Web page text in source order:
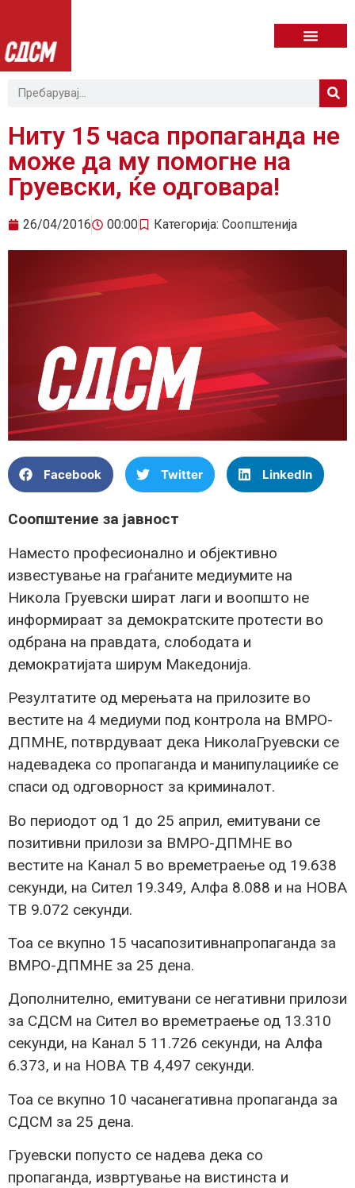
Ниту 15 часа пропаганда не
може да му помогне на
Груевски, ќе одговара!
26/04/2016 00:00 Категорија: Соопштенија
Facebook Twitter LinkedIn
Соопштение за јавност
Наместо професионално и објективно
известување на граѓаните медиумите на
Никола Груевски шират лаги и воопшто не
информираат за демократските протести во
одбрана на правдата, слободата и
демократијата ширум Македонија.
Резултатите од мерењата на прилозите во
вестите на 4 медиуми под контрола на ВМРО-
ДПМНЕ, потврдуваат дека НиколаГруевски се
надевадека со пропаганда и манипулацииќе се
спаси од одговорност за криминалот.
Во периодот од 1 до 25 април, емитувани се
позитивни прилози за ВМРО-ДПМНЕ во
вестите на Канал 5 во времетраење од 19.638
секунди, на Сител 19.349, Алфа 8.088 и на НОВА
ТВ 9.072 секунди.
Тоа се вкупно 15 часапозитивнапропаганда за
ВМРО-ДПМНЕ за 25 дена.
Дополнително, емитувани се негативни прилози
за СДСМ на Сител во времетраење од 13.310
секунди, на Канал 5 11.726 секунди, на Алфа
6.373, и на НОВА ТВ 4,497 секунди.
Тоа се вкупно 10 часанегативна пропаганда за
СДСМ за 25 дена.
Груевски попусто се надева дека со
пропаганда, извртување на вистинста и